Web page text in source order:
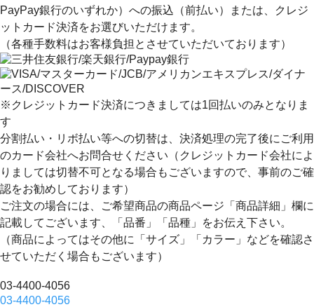
PayPay銀行のいずれか）への振込（前払い）または、クレジ
ットカード決済をお選びいただけます。
（各種手数料はお客様負担とさせていただいております）
※クレジットカード決済につきましては1回払いのみとなりま
す
分割払い・リボ払い等への切替は、決済処理の完了後にご利用
のカード会社へお問合せください（クレジットカード会社によ
りましては切替不可となる場合もございますので、事前のご確
認をお勧めしております）
ご注文の場合には、ご希望商品の商品ページ「商品詳細」欄に
記載してございます、
「品番」「品種」
をお伝え下さい。
（商品によってはその他に「サイズ」「カラー」などを確認さ
せていただく場合もございます）
03-4400-4056
03-4400-4056